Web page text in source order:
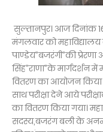
सुल्तानपुर। आज दिनांक
मंगलवार को
पाण्डेय”बजरंगी”की प्रेरणा
सिंह”राणा”के मार्गदर्शन
वितरण का आयोजन किया
साथ परीक्षा देने आये
का वितरण किया गया।
सदस्य,बजरंग बली के